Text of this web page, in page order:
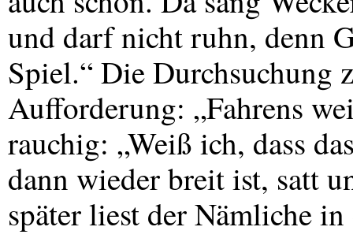
und darf nicht ruhn, denn
Spiel.“ Die Durchsuchung
Aufforderung: „Fahrens
rauchig: „Weiß ich, dass
dann wieder breit ist, satt
später liest der Nämliche